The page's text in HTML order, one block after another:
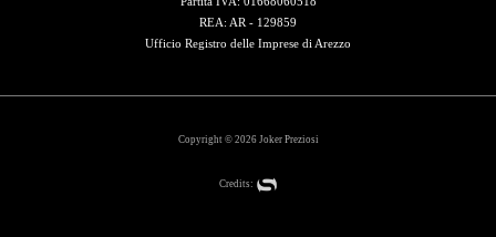
REA: AR - 129859
Ufficio Registro delle Imprese di Arezzo
Copyright © 2026 Joker Preziosi
Credits: